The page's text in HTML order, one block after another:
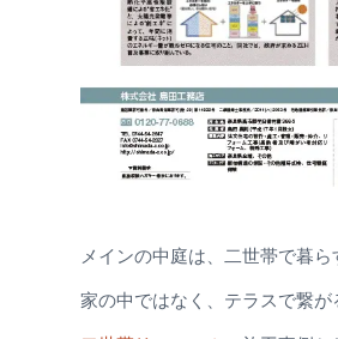
メインの中庭は、二世帯で暮ら
家の中ではなく、テラスで繋